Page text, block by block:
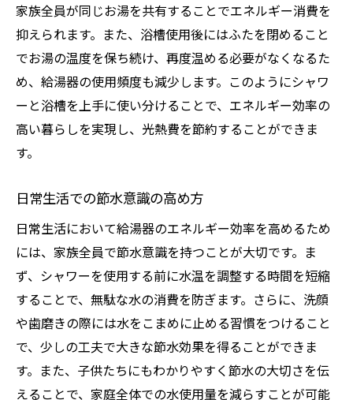
家族全員が同じお湯を共有することでエネルギー消費を
抑えられます。また、浴槽使用後にはふたを閉めること
でお湯の温度を保ち続け、再度温める必要がなくなるた
め、給湯器の使用頻度も減少します。このようにシャワ
ーと浴槽を上手に使い分けることで、エネルギー効率の
高い暮らしを実現し、光熱費を節約することができま
す。
日常生活での節水意識の高め方
日常生活において給湯器のエネルギー効率を高めるため
には、家族全員で節水意識を持つことが大切です。ま
ず、シャワーを使用する前に水温を調整する時間を短縮
することで、無駄な水の消費を防ぎます。さらに、洗顔
や歯磨きの際には水をこまめに止める習慣をつけること
で、少しの工夫で大きな節水効果を得ることができま
す。また、子供たちにもわかりやすく節水の大切さを伝
えることで、家庭全体での水使用量を減らすことが可能